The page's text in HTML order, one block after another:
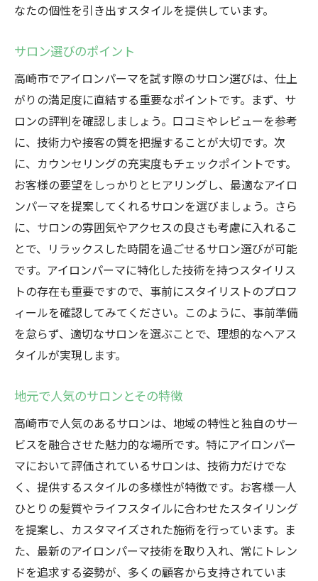
なたの個性を引き出すスタイルを提供しています。
サロン選びのポイント
高崎市でアイロンパーマを試す際のサロン選びは、仕上
がりの満足度に直結する重要なポイントです。まず、サ
ロンの評判を確認しましょう。口コミやレビューを参考
に、技術力や接客の質を把握することが大切です。次
に、カウンセリングの充実度もチェックポイントです。
お客様の要望をしっかりとヒアリングし、最適なアイロ
ンパーマを提案してくれるサロンを選びましょう。さら
に、サロンの雰囲気やアクセスの良さも考慮に入れるこ
とで、リラックスした時間を過ごせるサロン選びが可能
です。アイロンパーマに特化した技術を持つスタイリス
トの存在も重要ですので、事前にスタイリストのプロフ
ィールを確認してみてください。このように、事前準備
を怠らず、適切なサロンを選ぶことで、理想的なヘアス
タイルが実現します。
地元で人気のサロンとその特徴
高崎市で人気のあるサロンは、地域の特性と独自のサー
ビスを融合させた魅力的な場所です。特にアイロンパー
マにおいて評価されているサロンは、技術力だけでな
く、提供するスタイルの多様性が特徴です。お客様一人
ひとりの髪質やライフスタイルに合わせたスタイリング
を提案し、カスタマイズされた施術を行っています。ま
た、最新のアイロンパーマ技術を取り入れ、常にトレン
ドを追求する姿勢が、多くの顧客から支持されていま